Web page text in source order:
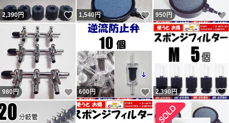
2,390円 いいね！
1,540円 いいね！
950 円
980円 いいね！
600円 いいね！
2,390円